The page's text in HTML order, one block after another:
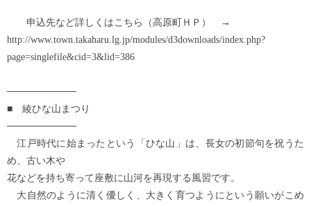
申込先など詳しくはこちら（高原町ＨＰ） →
http://www.town.takaharu.lg.jp/modules/d3downloads/index.php?
page=singlefile&cid=3&lid=386
──────────
■ 綾ひな山まつり
──────────
江戸時代に始まったという「ひな山」は、長女の初節句を祝うた
め、古い木や
花などを持ち寄って座敷に山河を再現する風習です。
大自然のように清く優しく、大きく育つようにという願いがこめ